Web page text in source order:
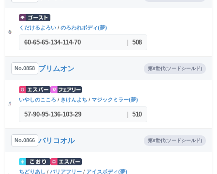
くだけるよろい / のろわれボディ(夢)
60-65-65-134-114-70 508
No.0858 ブリムオン 第8世代(ソードシールド)
いやしのこころ / きけんよち / マジックミラー(夢)
57-90-95-136-103-29 510
No.0866 バリコオル 第8世代(ソードシールド)
ちどりあし / バリアフリー / アイスボディ(夢)